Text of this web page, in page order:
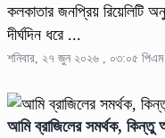
কলকাতার জনপ্রিয় রিয়েলিটি
দীর্ঘদিন ধরে ...
শনিবার, ২৭ জুন ২০২৬ , ০৩:০৫ পিএম
আমি ব্রাজিলের সমর্থক, কিন্তু